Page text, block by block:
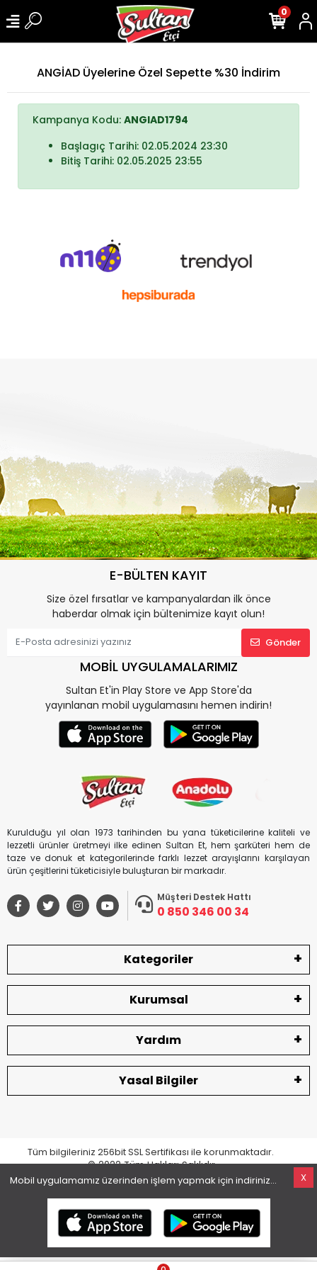
0
ANGİAD Üyelerine Özel Sepette %30 İndirim
Kampanya Kodu: ANGIAD1794
Başlagıç Tarihi: 02.05.2024 23:30
Bitiş Tarihi: 02.05.2025 23:55
E-BÜLTEN KAYIT
Size özel fırsatlar ve kampanyalardan ilk önce
haberdar olmak için bültenimize kayıt olun!
Gönder
MOBİL UYGULAMALARIMIZ
Sultan Et'in Play Store ve App Store'da
yayınlanan mobil uygulamasını hemen indirin!
Kurulduğu yıl olan 1973 tarihinden bu yana tüketicilerine kaliteli ve
lezzetli ürünler üretmeyi ilke edinen Sultan Et, hem şarküteri hem de
taze ve donuk et kategorilerinde farklı lezzet arayışlarını karşılayan
ürün çeşitlerini tüketicisiyle buluşturan bir markadır.
Müşteri Destek Hattı
0 850 346 00 34
Kategoriler
Kurumsal
Yardım
Yasal Bilgiler
Tüm bilgileriniz 256bit SSL Sertifikası ile korunmaktadır.
© 2022Tüm Hakları Saklıdır
X
Mobil uygulamamız üzerinden işlem yapmak için indiriniz...
superKET E-ticaret ve Pazaryeri Entegrasyon Çözümleri